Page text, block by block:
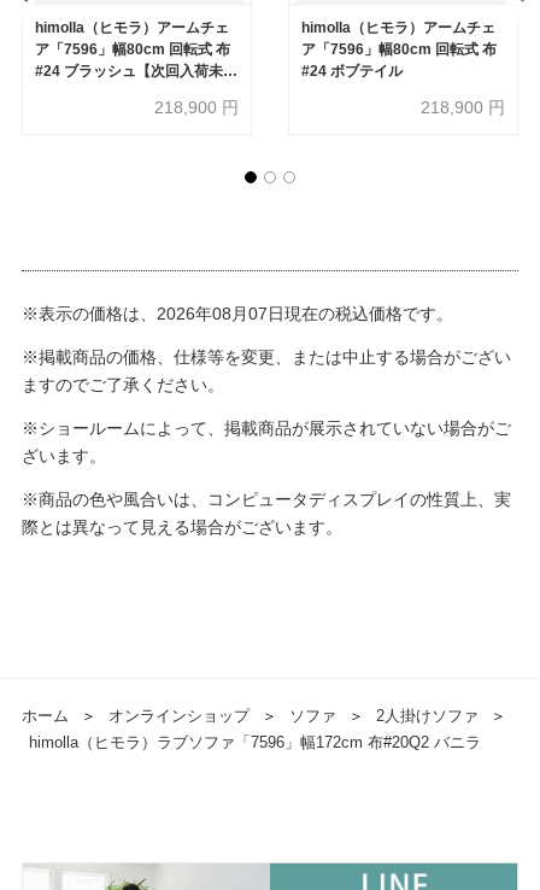
himolla（ヒモラ）アームチェ
ア「7596」幅80cm 回転式 布
#24 ブラッシュ【次回入荷未
218,900 円
himolla（ヒモラ）アームチェ
ア「7596」幅80cm 回転式 布
#24 ボブテイル
218,900 円
※表示の価格は、2026年08月07日現在の税込価格です。
※掲載商品の価格、仕様等を変更、または中止する場合がござい
ますのでご了承ください。
※ショールームによって、掲載商品が展示されていない場合がご
ざいます。
※商品の色や風合いは、コンピュータディスプレイの性質上、実
際とは異なって見える場合がございます。
ホーム ＞ オンラインショップ ＞ ソファ ＞ 2人掛けソファ
＞
himolla（ヒモラ）ラブソファ「7596」幅172cm 布#20Q2 バニラ